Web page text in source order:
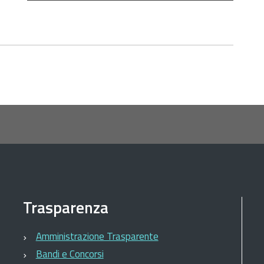
Trasparenza
Amministrazione Trasparente
Bandi e Concorsi